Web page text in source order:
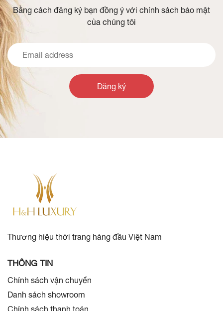
Bằng cách đăng ký bạn đồng ý với chính sách bảo mật
của chúng tôi
Đăng ký
Thương hiệu thời trang hàng đầu Việt Nam
THÔNG TIN
Chính sách vận chuyển
Danh sách showroom
Chính sách thanh toán